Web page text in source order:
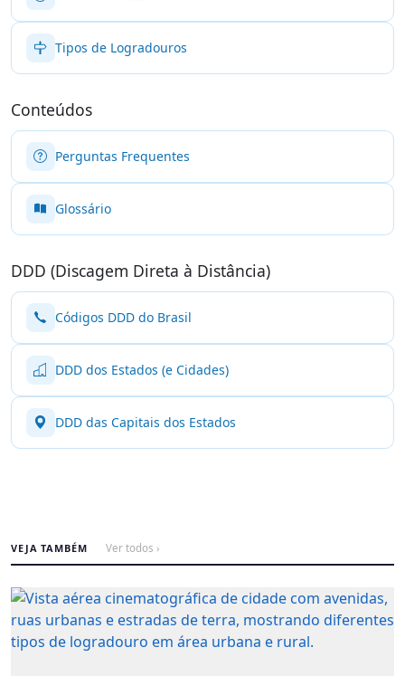
Tipos de Logradouros
Conteúdos
Perguntas Frequentes
Glossário
DDD (Discagem Direta à Distância)
Códigos DDD do Brasil
DDD dos Estados (e Cidades)
DDD das Capitais dos Estados
VEJA TAMBÉM Ver todos ›